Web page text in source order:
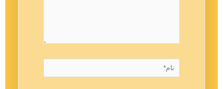
نام*